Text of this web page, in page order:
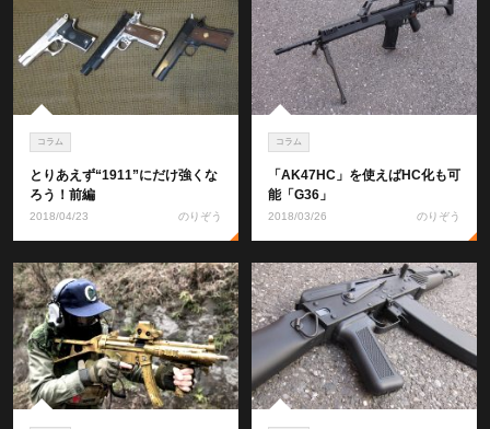
コラム
とりあえず“1911”にだけ強くな
ろう！前編
2018/04/23 のりぞう
コラム
「AK47HC」を使えばHC化も可
能「G36」
2018/03/26 のりぞう